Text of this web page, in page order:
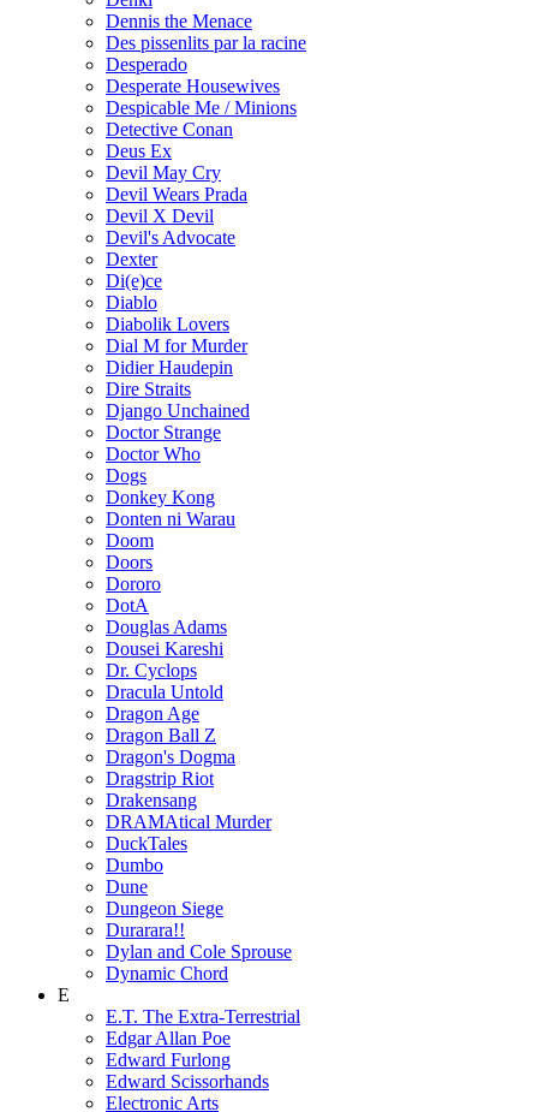
Dennis the Menace
Des pissenlits par la racine
Desperado
Desperate Housewives
Despicable Me / Minions
Detective Conan
Deus Ex
Devil May Cry
Devil Wears Prada
Devil X Devil
Devil's Advocate
Dexter
Di(e)ce
Diablo
Diabolik Lovers
Dial M for Murder
Didier Haudepin
Dire Straits
Django Unchained
Doctor Strange
Doctor Who
Dogs
Donkey Kong
Donten ni Warau
Doom
Doors
Dororo
DotA
Douglas Adams
Dousei Kareshi
Dr. Cyclops
Dracula Untold
Dragon Age
Dragon Ball Z
Dragon's Dogma
Dragstrip Riot
Drakensang
DRAMAtical Murder
DuckTales
Dumbo
Dune
Dungeon Siege
Durarara!!
Dylan and Cole Sprouse
Dynamic Chord
E
E.T. The Extra-Terrestrial
Edgar Allan Poe
Edward Furlong
Edward Scissorhands
Electronic Arts